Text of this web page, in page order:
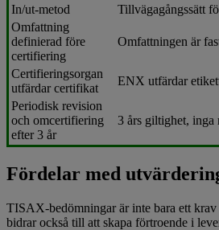
In/ut-metod
Tillvägagångssätt
Omfattning
definierad före
certifiering
Omfattningen är
Certifieringsorgan
utfärdar certifikat
ENX utfärdar
Periodisk revision
och omcertifiering
efter 3 år
3 års giltighet, inga
Fördelar med
TISAX-bedömningar är inte bara ett
bidrar också till att skapa förtroende i